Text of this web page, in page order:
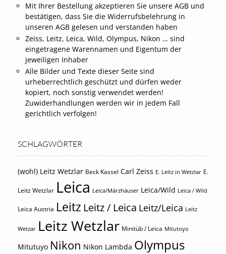
Mit Ihrer Bestellung akzeptieren Sie unsere AGB und
bestätigen, dass Sie die Widerrufsbelehrung in
unseren AGB gelesen und verstanden haben
Zeiss, Leitz, Leica, Wild, Olympus, Nikon … sind
eingetragene Warennamen und Eigentum der
jeweiligen Inhaber
Alle Bilder und Texte dieser Seite sind
urheberrechtlich geschützt und dürfen weder
kopiert, noch sonstig verwendet werden!
Zuwiderhandlungen werden wir in jedem Fall
gerichtlich verfolgen!
SCHLAGWÖRTER
(wohl) Leitz Wetzlar Beck Kassel Carl Zeiss E. Leitz in Wetzlar E.
Leitz Wetzlar Leica Leica/Märzhäuser Leica/Wild Leica / Wild
Leica Austria Leitz Leitz / Leica Leitz/Leica Leitz
Wetzar Leitz Wetzlar Minitüb / Leica Mitutoyo
Mitutuyo Nikon Nikon Lambda Olympus